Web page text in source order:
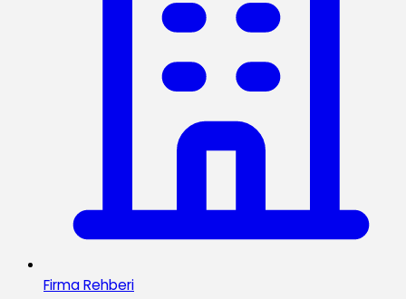
Firma Rehberi